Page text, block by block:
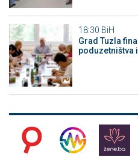
18:30 BiH
Grad Tuzla
poduzetništva